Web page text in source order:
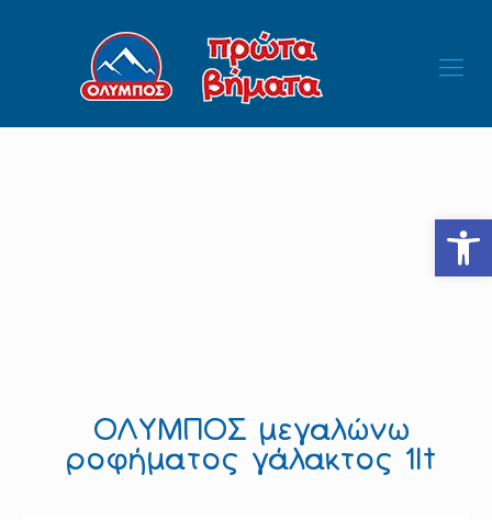
ΟΛΥΜΠΟΣ μεγαλώνω
ροφήματος γάλακτος 1lt